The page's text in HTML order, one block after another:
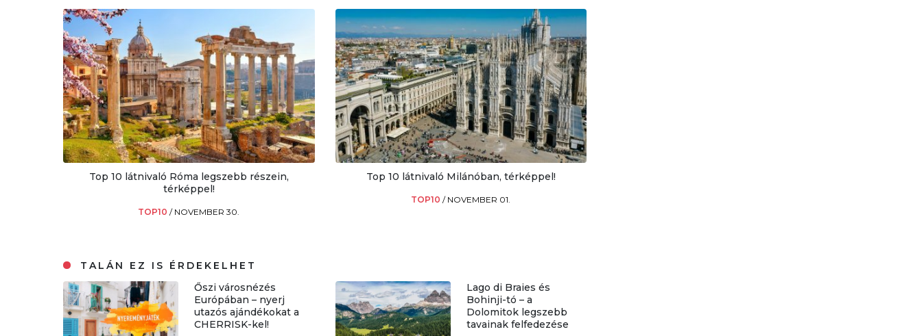
Top 10 látnivaló Róma legszebb részein,
térképpel!
TOP10/ NOVEMBER 30.
Top 10 látnivaló Milánóban, térképpel!
TOP10/ NOVEMBER 01.
TALÁN EZ IS ÉRDEKELHET
Őszi városnézés
Európában – nyerj
utazós ajándékokat a
CHERRISK-kel!
Lago di Braies és
Bohinji-tó – a
Dolomitok legszebb
tavainak felfedezése